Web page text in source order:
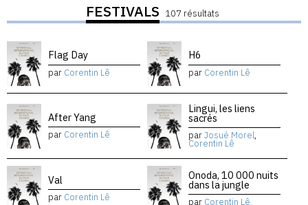
FESTIVALS 107 résultats
Flag Day
par Corentin Lê
H6
par Corentin Lê
After Yang
par Corentin Lê
Lingui, les liens
sacrés
parJosué Morel,
Corentin Lê
Val
par Corentin Lê
Onoda, 10 000 nuits
dans la jungle
par Corentin Lê